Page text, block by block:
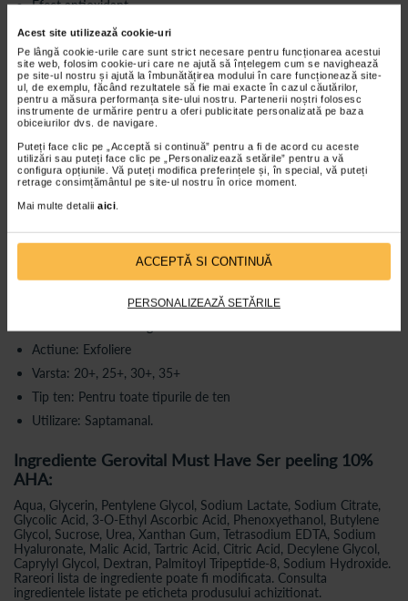
Acest site utilizează cookie-uri
Pe lângă cookie-urile care sunt strict necesare pentru funcționarea acestui
site web, folosim cookie-uri care ne ajută să înțelegem cum se navighează
pe site-ul nostru și ajută la îmbunătățirea modului în care funcționează site-
ul, de exemplu, făcând rezultatele să fie mai exacte în cazul căutărilor,
pentru a măsura performanța site-ului nostru. Partenerii noștri folosesc
instrumente de urmărire pentru a oferi publicitate personalizată pe baza
obiceiurilor dvs. de navigare.
Puteți face clic pe „Acceptă si continuă” pentru a fi de acord cu aceste
utilizări sau puteți face clic pe „Personalizează setările” pentru a vă
configura opțiunile. Vă puteți modifica preferințele și, în special, vă puteți
retrage consimțământul pe site-ul nostru în orice moment.
Mai multe detalii aici
ACCEPTĂ SI CONTINUĂ
PERSONALIZEAZĂ SETĂRILE
Efect antioxidant
Cresterea luminozitatii pielii
Testat Dermatologic
Complexul AHA (Alfa Hidroxi Acizi) stimuleaza turn-overul
celular, ducand la regenerarea pielii din profunzime catre
suprafata, la cresterea elasticitatii, al gradului de hidratare, la
reducerea liniilor fine si a ridurilor.
Vitamina C prezenta intr-o forma deosebit de stabila, stimuleaza
sinteza colagenului, reface bariera naturala de protectie a pielii,
imbunatateste aspectul general, reduce liniile fine si ridurile, are
efect antiinflamator si antioxidant;
100% dintre subiecti au afirmat ca au pielea mai hidratata*
94% dintre subiecti au afirmat ca au aspectul pielii luminos si
*Evaluare subiectiva dupa 28 zile de utilizare, sub supravegherea
Actiune: Exfoliere
Varsta: 20+, 25+, 30+, 35+
Tip ten: Pentru toate tipurile de ten
Utilizare: Saptamanal.
Ingrediente Gerovital Must Have Ser peeling 10%
AHA:
Aqua, Glycerin, Pentylene Glycol, Sodium Lactate, Sodium Citrate,
Glycolic Acid, 3-O-Ethyl Ascorbic Acid, Phenoxyethanol, Butylene
Glycol, Sucrose, Urea, Xanthan Gum, Tetrasodium EDTA, Sodium
Hyaluronate, Malic Acid, Tartric Acid, Citric Acid, Decylene Glycol,
Caprylyl Glycol, Dextran, Palmitoyl Tripeptide-8, Sodium Hydroxide.
Rareori lista de ingrediente poate fi modificata. Consulta
ingredientele listate pe eticheta produsului achizitionat.